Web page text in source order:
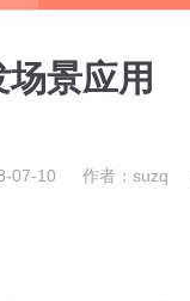
景应用
07-10 作者：suzq